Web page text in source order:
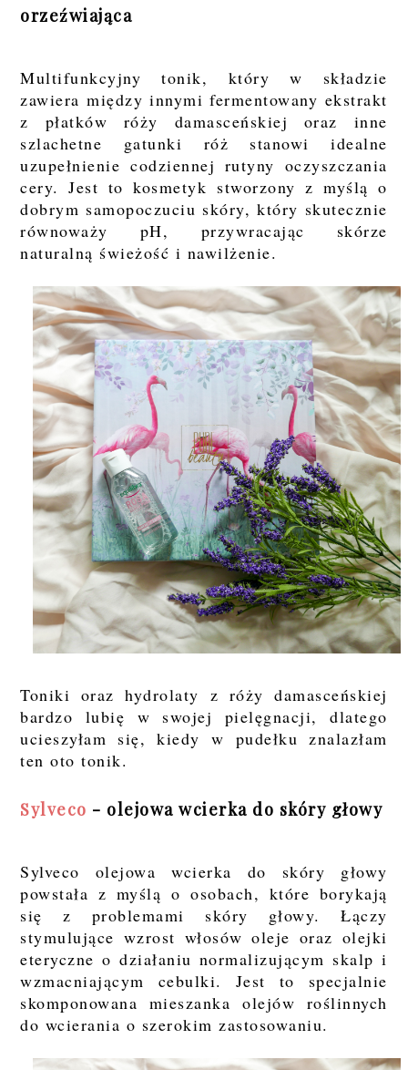
orzeźwiająca
Multifunkcyjny tonik, który w składzie
zawiera między innymi fermentowany ekstrakt
z płatków róży damasceńskiej oraz inne
szlachetne gatunki róż stanowi idealne
uzupełnienie codziennej rutyny oczyszczania
cery. Jest to kosmetyk stworzony z myślą o
dobrym samopoczuciu skóry, który skutecznie
równoważy pH, przywracając skórze
naturalną świeżość i nawilżenie.
Toniki oraz hydrolaty z róży damasceńskiej
bardzo lubię w swojej pielęgnacji, dlatego
ucieszyłam się, kiedy w pudełku znalazłam
ten oto tonik.
Sylveco - olejowa wcierka do skóry głowy
Sylveco olejowa wcierka do skóry głowy
powstała z myślą o osobach, które borykają
się z problemami skóry głowy. Łączy
stymulujące wzrost włosów oleje oraz olejki
eteryczne o działaniu normalizującym skalp i
wzmacniającym cebulki. Jest to specjalnie
skomponowana mieszanka olejów roślinnych
do wcierania o szerokim zastosowaniu.